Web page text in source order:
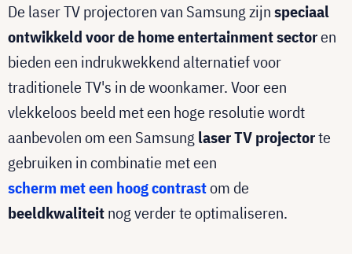
De laser TV projectoren van Samsung zijnspeciaal
ontwikkeld voor de home entertainment sectoren
bieden een indrukwekkend alternatief voor
traditionele TV's in de woonkamer. Voor een
vlekkeloos beeld met een hoge resolutie wordt
aanbevolen om een Samsung laser TV projectorte
gebruiken in combinatie met een
scherm met een hoog contrastom de
beeldkwaliteitnog verder te optimaliseren.